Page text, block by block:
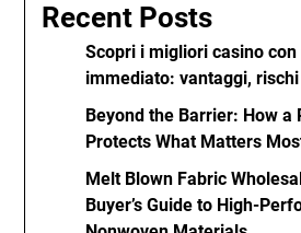
Recent Posts
Scopri i migliori casino
immediato: vantaggi,
Beyond the Barrier: How a
Protects What Matters
Melt Blown Fabric
Buyer’s Guide to High-